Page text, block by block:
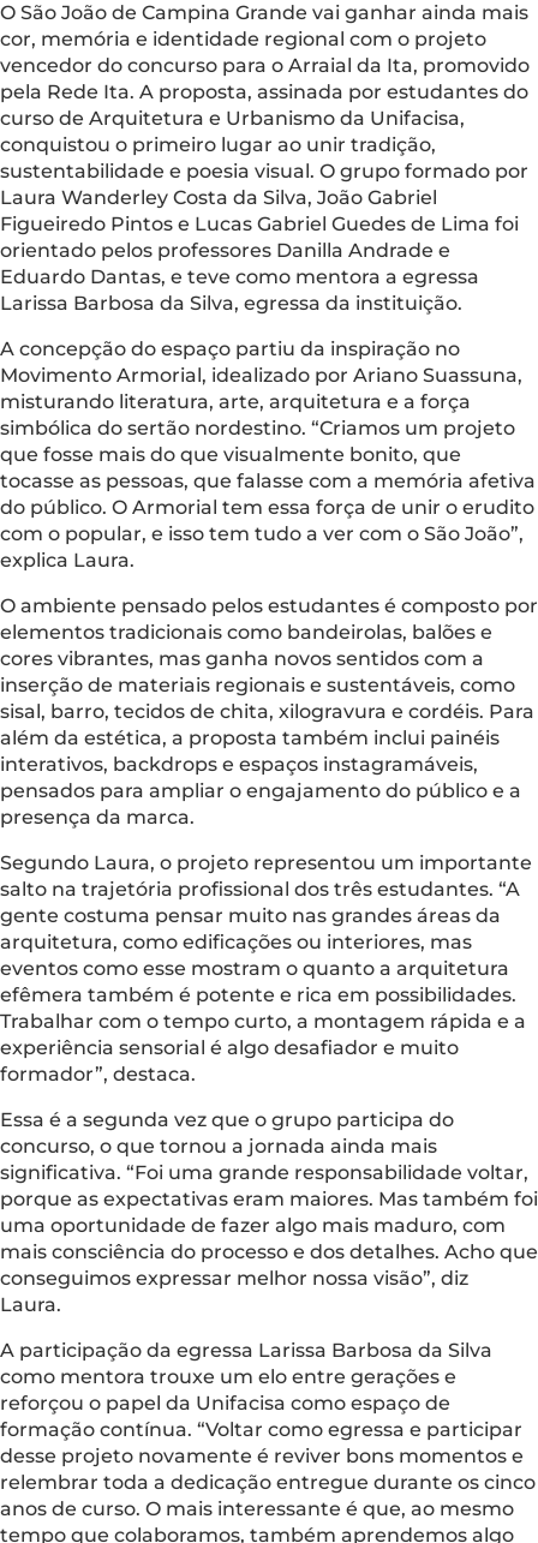
O São João de Campina Grande vai ganhar ainda mais
cor, memória e identidade regional com o projeto
vencedor do concurso para o Arraial da Ita, promovido
pela Rede Ita. A proposta, assinada por estudantes do
curso de Arquitetura e Urbanismo da Unifacisa,
conquistou o primeiro lugar ao unir tradição,
sustentabilidade e poesia visual. O grupo formado por
Laura Wanderley Costa da Silva, João Gabriel
Figueiredo Pintos e Lucas Gabriel Guedes de Lima foi
orientado pelos professores Danilla Andrade e
Eduardo Dantas, e teve como mentora a egressa
Larissa Barbosa da Silva, egressa da instituição.
A concepção do espaço partiu da inspiração no
Movimento Armorial, idealizado por Ariano Suassuna,
misturando literatura, arte, arquitetura e a força
simbólica do sertão nordestino. “Criamos um projeto
que fosse mais do que visualmente bonito, que
tocasse as pessoas, que falasse com a memória afetiva
do público. O Armorial tem essa força de unir o erudito
com o popular, e isso tem tudo a ver com o São João”,
explica Laura.
O ambiente pensado pelos estudantes é composto por
elementos tradicionais como bandeirolas, balões e
cores vibrantes, mas ganha novos sentidos com a
inserção de materiais regionais e sustentáveis, como
sisal, barro, tecidos de chita, xilogravura e cordéis. Para
além da estética, a proposta também inclui painéis
interativos, backdrops e espaços instagramáveis,
pensados para ampliar o engajamento do público e a
presença da marca.
Segundo Laura, o projeto representou um importante
salto na trajetória profissional dos três estudantes. “A
gente costuma pensar muito nas grandes áreas da
arquitetura, como edificações ou interiores, mas
eventos como esse mostram o quanto a arquitetura
efêmera também é potente e rica em possibilidades.
Trabalhar com o tempo curto, a montagem rápida e a
experiência sensorial é algo desafiador e muito
formador”, destaca.
Essa é a segunda vez que o grupo participa do
concurso, o que tornou a jornada ainda mais
significativa. “Foi uma grande responsabilidade voltar,
porque as expectativas eram maiores. Mas também foi
uma oportunidade de fazer algo mais maduro, com
mais consciência do processo e dos detalhes. Acho que
conseguimos expressar melhor nossa visão”, diz
Laura.
A participação da egressa Larissa Barbosa da Silva
como mentora trouxe um elo entre gerações e
reforçou o papel da Unifacisa como espaço de
formação contínua. “Voltar como egressa e participar
desse projeto novamente é reviver bons momentos e
relembrar toda a dedicação entregue durante os cinco
anos de curso. O mais interessante é que, ao mesmo
tempo que colaboramos, também aprendemos algo